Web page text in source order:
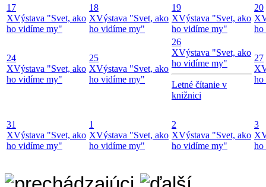
17
XVýstava "Svet, ako
ho vidíme my"
18
XVýstava "Svet, ako
ho vidíme my"
19
XVýstava "Svet, ako
ho vidíme my"
20
X
ho
24
XVýstava "Svet, ako
ho vidíme my"
25
XVýstava "Svet, ako
ho vidíme my"
26
XVýstava "Svet, ako
ho vidíme my"
Letné čítanie v
knižnici
27
X
ho
31
XVýstava "Svet, ako
ho vidíme my"
1
XVýstava "Svet, ako
ho vidíme my"
2
XVýstava "Svet, ako
ho vidíme my"
3
X
ho